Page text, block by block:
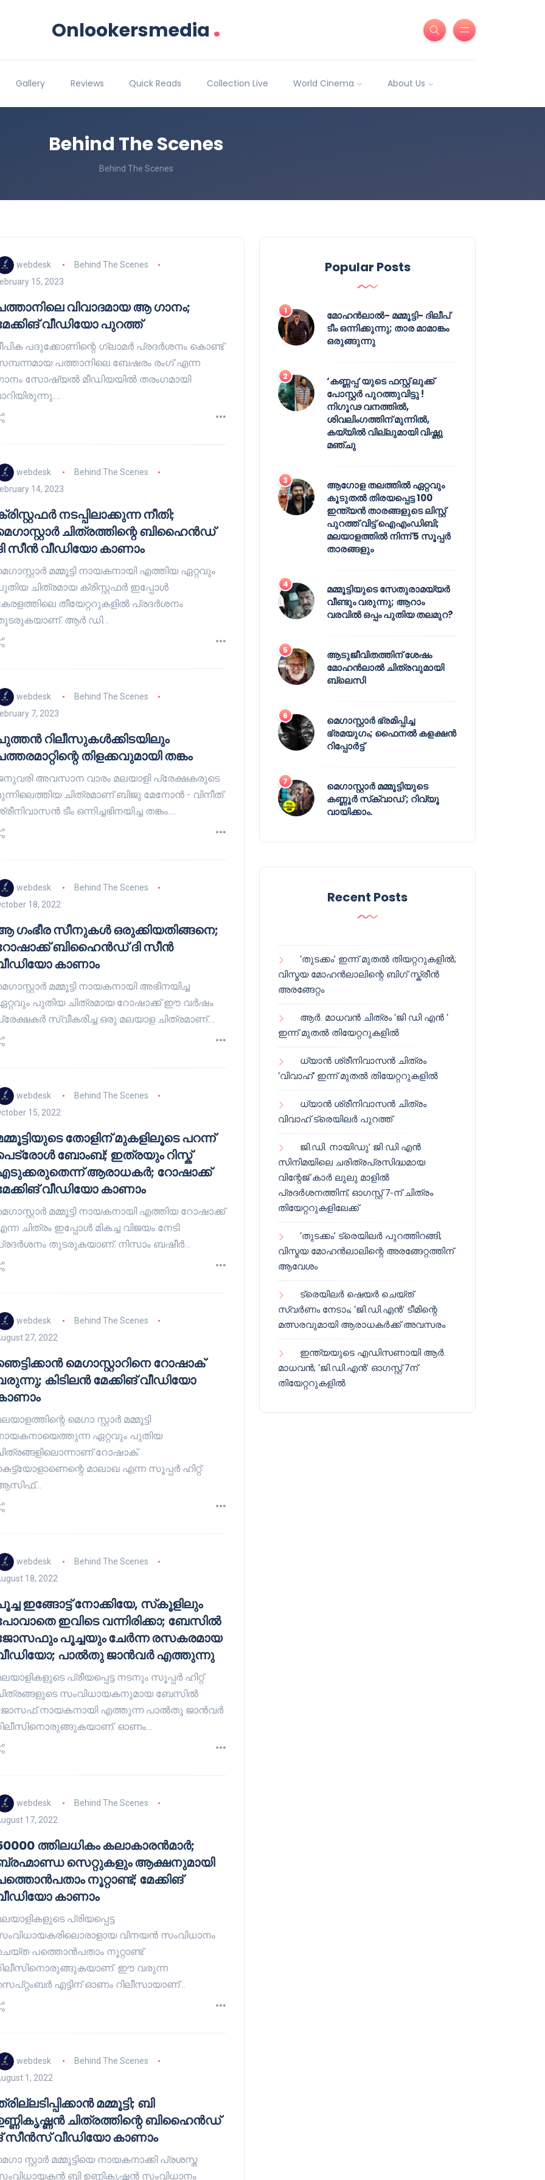
Onlookersmedia .
Gallery Reviews Quick Reads Collection Live World Cinema About Us
Behind The Scenes
Behind The Scenes
webdesk
Behind The Scenes
15, 2023
വിവാദമായ ആ ഗാനം;
വീഡിയോ പുറത്ത്
പദുക്കോണിന്റെ ഗ്ലാമർ പ്രദർശനം കൊണ്ട്
പത്താനിലെ ബേഷരം രംഗ് എന്ന
സോഷ്യൽ മീഡിയയിൽ തരംഗമായി
webdesk
Behind The Scenes
14, 2023
നടപ്പിലാക്കുന്ന നീതി;
ചിത്രത്തിന്റെ ബിഹൈൻഡ്
സീൻ വീഡിയോ കാണാം
മമ്മൂട്ടി നായകനായി എത്തിയ ഏറ്റവും
ചിത്രമായ ക്രിസ്റ്റഫർ ഇപ്പോൾ
തീയേറ്ററുകളിൽ പ്രദർശനം
ആർ ഡി…
webdesk
Behind The Scenes
7, 2023
റിലീസുകൾക്കിടയിലും
തിളക്കവുമായി തങ്കം
അവസാന വാരം മലയാളി പ്രേക്ഷകരുടെ
ചിത്രമാണ് ബിജു മേനോൻ - വിനീത്
ടീം ഒന്നിച്ചഭിനയിച്ച തങ്കം.…
webdesk
Behind The Scenes
18, 2022
ഗംഭീര സീനുകൾ ഒരുക്കിയതിങ്ങനെ;
ബിഹൈൻഡ് ദി സീൻ
കാണാം
മമ്മൂട്ടി നായകനായി അഭിനയിച്ച
പുതിയ ചിത്രമായ റോഷാക്ക് ഈ വർഷം
സ്വീകരിച്ച ഒരു മലയാള ചിത്രമാണ്.…
webdesk
Behind The Scenes
15, 2022
തോളിന് മുകളിലൂടെ പറന്ന്
ബോംബ്; ഇത്രയും റിസ്ക്
ആരാധകർ; റോഷാക്ക്
വീഡിയോ കാണാം
മമ്മൂട്ടി നായകനായി എത്തിയ റോഷാക്ക്
ചിത്രം ഇപ്പോൾ മികച്ച വിജയം നേടി
തുടരുകയാണ്. നിസാം ബഷീർ…
webdesk
Behind The Scenes
27, 2022
മെഗാസ്റ്റാറിനെ റോഷാക്
കിടിലൻ മേക്കിങ് വീഡിയോ
മെഗാ സ്റ്റാർ മമ്മൂട്ടി
ഏറ്റവും പുതിയ
റോഷാക്.
മാലാഖ എന്ന സൂപ്പർ ഹിറ്റ്
webdesk
Behind The Scenes
18, 2022
ഇങ്ങോട്ട് നോക്കിയേ, സ്‌കൂളിലും
ഇവിടെ വന്നിരിക്കാ; ബേസിൽ
പൂച്ചയും ചേർന്ന രസകരമായ
പാൽതു ജാൻവർ എത്തുന്നു
പ്രീയപ്പെട്ട നടനും സൂപ്പർ ഹിറ്റ്
സംവിധായകനുമായ ബേസിൽ
നായകനായി എത്തുന്ന പാൽതു ജാൻവർ
ഓണം…
webdesk
Behind The Scenes
17, 2022
ത്തിലധികം കലാകാരൻമാർ;
സെറ്റുകളും ആക്ഷനുമായി
നൂറ്റാണ്ട്; മേക്കിങ്
കാണാം
പ്രിയപ്പെട്ട
വിനയൻ സംവിധാനം
പത്തൊൻപതാം നൂറ്റാണ്ട്
ഈ വരുന്ന
എട്ടിന് ഓണം റിലീസായാണ്…
webdesk
Behind The Scenes
1, 2022
മമ്മൂട്ടി; ബി
ചിത്രത്തിന്റെ ബിഹൈന്‍ഡ്
സീന്‍സ് വീഡിയോ കാണാം
സ്റ്റാർ മമ്മൂട്ടിയെ നായകനാക്കി പ്രശസ്ത
ബി ഉണ്ണികൃഷ്ണൻ സംവിധാനം
Popular Posts
മോഹൻലാൽ- മമ്മൂട്ടി- ദിലീപ്
ടീം ഒന്നിക്കുന്നു; താര മാമാങ്കം
ഒരുങ്ങുന്നു
‘കണ്ണപ്പ’യുടെ ഫസ്റ്റ് ലുക്ക്
പോസ്റ്റർ പുറത്തുവിട്ടു !
നിഗൂഢ വനത്തിൽ,
ശിവലിംഗത്തിന് മുന്നിൽ,
കയ്യിൽ വില്ലുമായി വിഷ്ണു
മഞ്ചു
ആഗോള തലത്തിൽ ഏറ്റവും
കൂടുതൽ തിരയപ്പെട്ട 100
ഇന്ത്യൻ താരങ്ങളുടെ ലിസ്റ്റ്
പുറത്ത് വിട്ട് ഐഎംഡിബി;
മലയാളത്തിൽ നിന്ന് 5 സൂപ്പർ
താരങ്ങളും
മമ്മൂട്ടിയുടെ സേതുരാമയ്യർ
വീണ്ടും വരുന്നു; ആറാം
വരവിൽ ഒപ്പം പുതിയ തലമുറ?
ആടുജീവിതത്തിന് ശേഷം
മോഹൻലാൽ ചിത്രവുമായി
ബ്ലെസി
മെഗാസ്റ്റാർ ഭ്രമിപ്പിച്ച
ഭ്രമയുഗം; ഫൈനൽ കളക്ഷൻ
റിപ്പോർട്ട്
മെഗാസ്റ്റാർ മമ്മൂട്ടിയുടെ
കണ്ണൂർ സ്‌ക്വാഡ് ; റിവ്യൂ
വായിക്കാം.
Recent Posts
‘തുടക്കം’ ഇന്ന് മുതൽ തിയറ്ററുകളിൽ;
വിസ്മയ മോഹൻലാലിന്റെ ബിഗ് സ്ക്രീൻ
അരങ്ങേറ്റം
ആർ. മാധവൻ ചിത്രം ‘ജി ഡി എൻ ‘
ഇന്ന് മുതൽ തിയേറ്ററുകളിൽ
ധ്യാൻ ശ്രീനിവാസൻ ചിത്രം
‘വിവാഹ്’ ഇന്ന് മുതൽ തിയേറ്ററുകളിൽ
ധ്യാൻ ശ്രീനിവാസൻ ചിത്രം
വിവാഹ് ട്രെയിലർ പുറത്ത്
ജി.ഡി. നായിഡു’ ജി ഡി എൻ
സിനിമയിലെ ചരിത്രപ്രസിദ്ധമായ
വിന്റേജ് കാർ ലുലു മാളിൽ
പ്രദർശനത്തിന്; ഓഗസ്റ്റ് 7-ന് ചിത്രം
തിയേറ്ററുകളിലേക്ക്
‘തുടക്കം’ ട്രെയിലർ പുറത്തിറങ്ങി;
വിസ്മയ മോഹൻലാലിന്റെ അരങ്ങേറ്റത്തിന്
ആവേശം
ട്രെയിലർ ഷെയർ ചെയ്‌ത്
സ്വർണം നേടാം; ‘ജി.ഡി.എൻ’ ടീമിന്റെ
മത്സരവുമായി ആരാധകർക്ക് അവസരം
ഇന്ത്യയുടെ എഡിസണായി ആർ.
മാധവൻ; ‘ജി.ഡി.എൻ’ ഓഗസ്റ്റ് 7ന്
തിയേറ്ററുകളിൽ